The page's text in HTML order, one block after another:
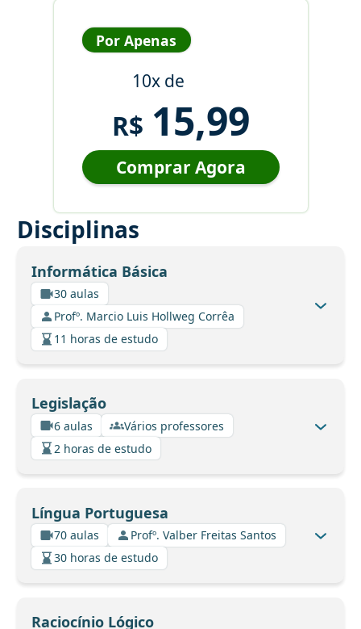
Por Apenas
10x de
R$ 15,99
Comprar Agora
Disciplinas
Informática Básica
30 aulas
Profº. Marcio Luis Hollweg Corrêa
11 horas de estudo
Legislação
6 aulas
Vários professores
2 horas de estudo
Língua Portuguesa
70 aulas
Profº. Valber Freitas Santos
30 horas de estudo
Raciocínio Lógico